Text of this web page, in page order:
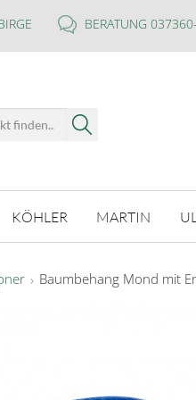
BERATUNG
KÖHLER MARTIN
Baumbehang Mond mit